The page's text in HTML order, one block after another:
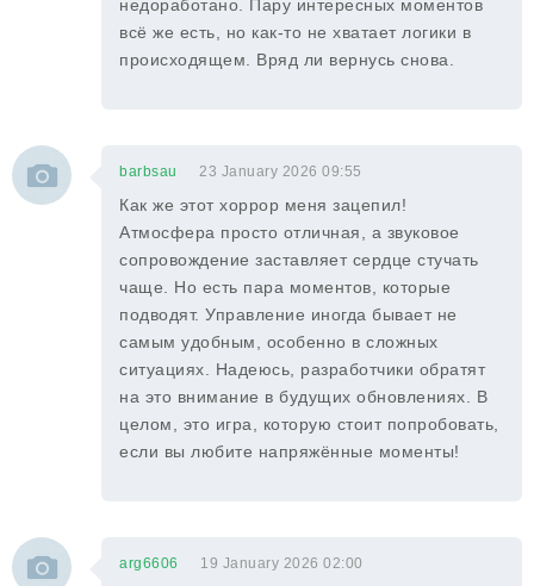
недоработано. Пару интересных моментов
всё же есть, но как-то не хватает логики в
происходящем. Вряд ли вернусь снова.
barbsau 23 January 2026 09:55
Как же этот хоррор меня зацепил!
Атмосфера просто отличная, а звуковое
сопровождение заставляет сердце стучать
чаще. Но есть пара моментов, которые
подводят. Управление иногда бывает не
самым удобным, особенно в сложных
ситуациях. Надеюсь, разработчики обратят
на это внимание в будущих обновлениях. В
целом, это игра, которую стоит попробовать,
если вы любите напряжённые моменты!
arg6606 19 January 2026 02:00